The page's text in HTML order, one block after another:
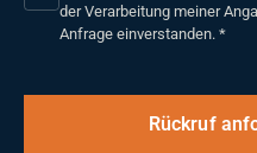
der Verarbeitung meiner
Anfrage einverstanden. *
Rückruf